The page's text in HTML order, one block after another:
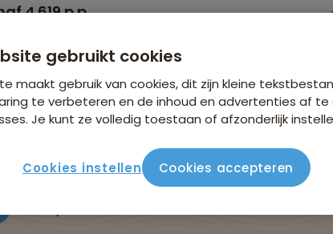
4.619 p.p.
gebruikt cookies
maakt gebruik van cookies, dit zijn kleine
te verbeteren en de inhoud en advertenties af
Je kunt ze volledig toestaan of afzonderlijk
Cookies instellen Cookies accepteren